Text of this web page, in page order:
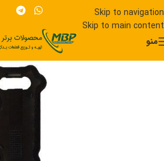
Skip to navigation
Skip to main content
منو